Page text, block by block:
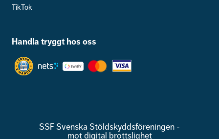
TikTok
Handla tryggt hos oss
SSF Svenska Stöldskyddsföreningen -
mot digital brottslighet